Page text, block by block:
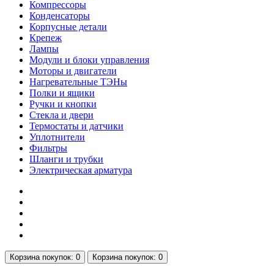
Компрессоры
Конденсаторы
Корпусные детали
Крепеж
Лампы
Модули и блоки управления
Моторы и двигатели
Нагревательные ТЭНы
Полки и ящики
Ручки и кнопки
Стекла и двери
Термостаты и датчики
Уплотнители
Фильтры
Шланги и трубки
Электрическая арматура
Корзинапокупок: 0 Корзинапокупок: 0